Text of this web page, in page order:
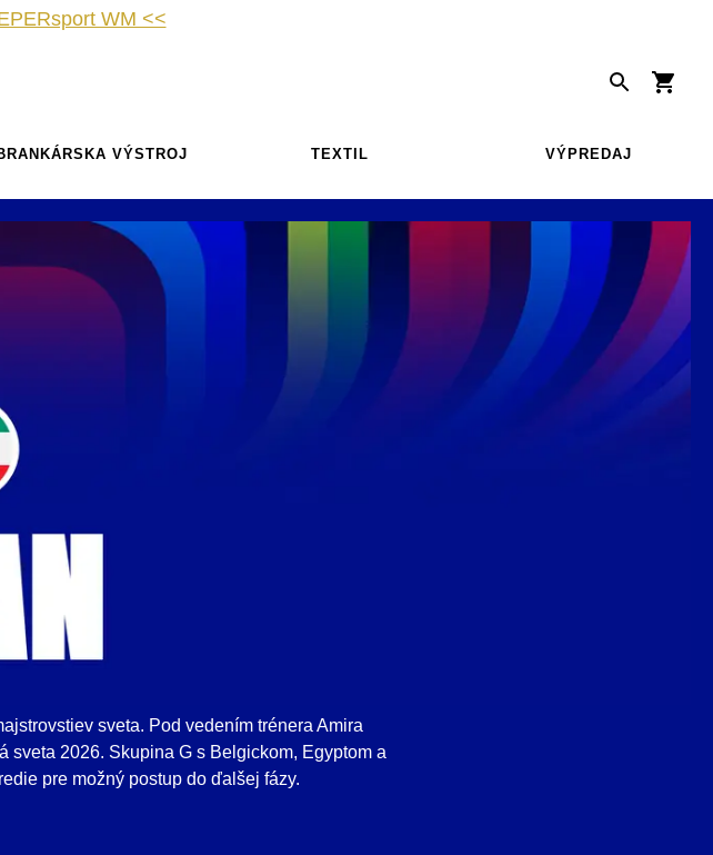
WM <<
VÝSTROJ TEXTIL VÝPREDAJ
sveta. Pod vedením trénera Amira
2026. Skupina G s Belgickom, Egyptom a
pre možný postup do ďalšej fázy.